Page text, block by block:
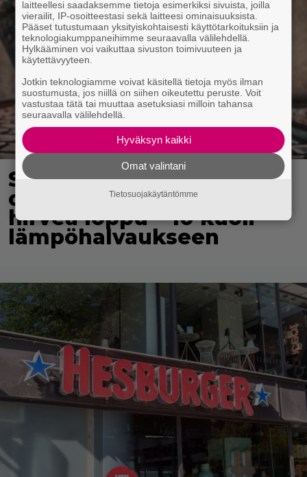
Suomeen matkalla
olleiden rescue-koirien
hirveä loppu – 10 kuoli
lämpöhalvaukseen
laitteellesi saadaksemme tietoja esimerkiksi sivuista, joilla
vierailit, IP-osoitteestasi sekä laitteesi ominaisuuksista.
Pääset tutustumaan yksityiskohtaisesti käyttötarkoituksiin ja
teknologiakumppaneihimme seuraavalla välilehdellä.
Hylkääminen voi vaikuttaa sivuston toimivuuteen ja
käytettävyyteen.
Jotkin teknologiamme voivat käsitellä tietoja myös ilman
suostumusta, jos niillä on siihen oikeutettu peruste. Voit
vastustaa tätä tai muuttaa asetuksiasi milloin tahansa
seuraavalla välilehdellä.
Hyväksyn kaikki
Omat valintani
Tietosuojakäytäntömme